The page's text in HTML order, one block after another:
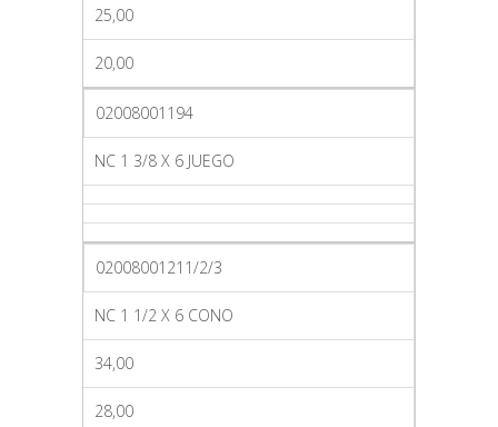
25,00
20,00
02008001194
NC 1 3/8 X 6 JUEGO
02008001211/2/3
NC 1 1/2 X 6 CONO
34,00
28,00